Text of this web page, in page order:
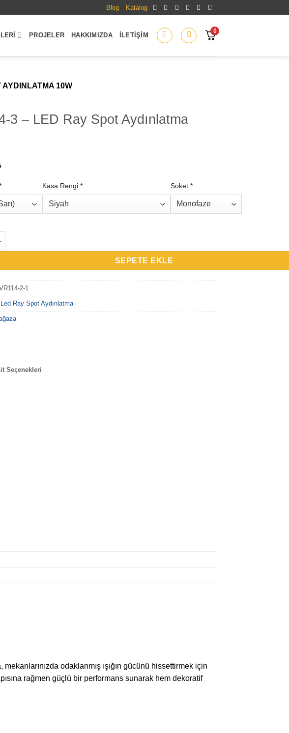
Blog Katalog
PROJELER HAKKIMIZDA İLETIŞIM
0
AYDINLATMA 10W
3 – LED Ray Spot Aydınlatma
Kasa Rengi * Soket*
LED Ray Spot Aydınlatma 10W adet
SEPETE EKLE
2-1
Led Ray Spot Aydınlatma
Seçenekleri
odaklanmış ışığın gücünü hissettirmek için
rağmen güçlü bir performans sunarak hem dekoratif